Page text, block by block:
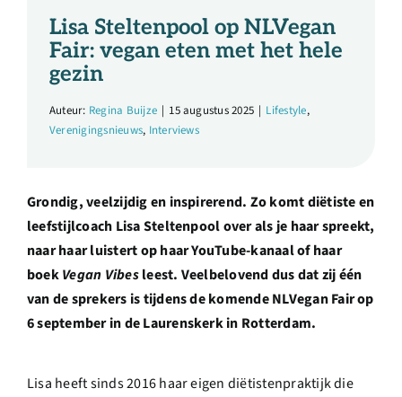
Ondernemer
Contact
Shop
English
Lisa Steltenpool op NLVegan
Fair: vegan eten met het hele
gezin
Auteur: Regina Buijze | 15 augustus 2025 | Lifestyle,
Verenigingsnieuws, Interviews
Grondig, veelzijdig en inspirerend. Zo komt diëtiste en
leefstijlcoach Lisa Steltenpool over als je haar spreekt,
naar haar luistert op haar YouTube-kanaal of haar
boekVegan Vibesleest. Veelbelovend dus dat zij één
van de sprekers is tijdens de komende NLVegan Fair op
6 september in de Laurenskerk in Rotterdam.
Lisa heeft sinds 2016 haar eigen diëtistenpraktijk die